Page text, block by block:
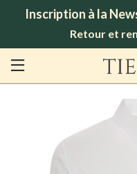
Inscription à la
Retour et